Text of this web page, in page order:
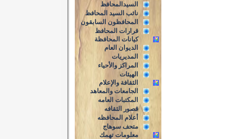
السيدالمحافظ
نائب السيد المحافظ
المحافظون السابقون
قرارات المحافظ
كيانات المحافظة
الديوان العام
المديريات
المراكز والأحياء
الهيئات
الثقافة والإعلام
الجامعات والمعاهد
المكتبات العامه
قصور الثقافه
أعلام المحافظه
متحف سوهاج
معلومات تهمك